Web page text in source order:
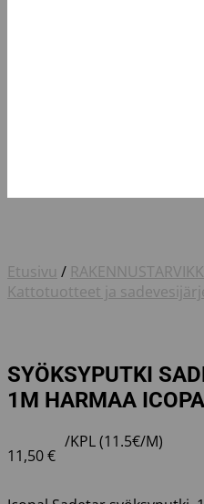
Etusivu /
Kattotuotteet ja
SYÖKSYPUTKI
1M HARMAA
11,50€
/KPL (11.5€/M)